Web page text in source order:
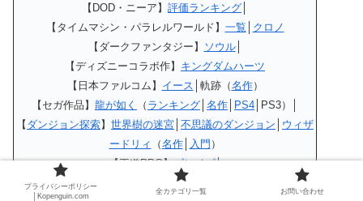
【DOD・ニーア】 評価ランキング
【タイムマシン・パラレルワールド】 一覧
クロノ
【ダークファンタジー】
ソウル│
【ディズニーコラボ作】 キングダムハーツ
【日本ファルコム】 イース │軌跡（名作）
【セガ作品】 龍が如く （ ランキング 名作 PS4 │PS3）│
【 ダンジョン探索】 世界樹の迷宮 不思議のダンジョン
ウィザ
ードリィ （名作│ 入門 ）
【王道RPG】ブレイブ│
【近未来＋西部劇戦車RPG】
プライバシーポリシー
│Kopenguin.com
全カテゴリ一覧 お問い合わせ